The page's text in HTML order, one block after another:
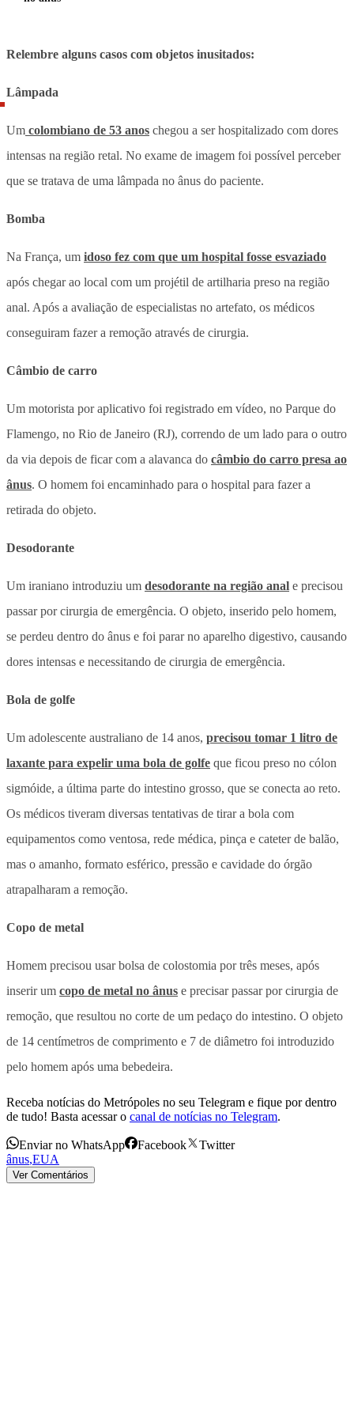
Relembre alguns casos com objetos inusitados:
Lâmpada
Um colombiano de 53 anos chegou a ser hospitalizado com dores
intensas na região retal. No exame de imagem foi possível perceber
que se tratava de uma lâmpada no ânus do paciente.
Bomba
Na França, um idoso fez com que um hospital fosse esvaziado
após chegar ao local com um projétil de artilharia preso na região
anal. Após a avaliação de especialistas no artefato, os médicos
conseguiram fazer a remoção através de cirurgia.
Câmbio de carro
Um motorista por aplicativo foi registrado em vídeo, no Parque do
Flamengo, no Rio de Janeiro (RJ), correndo de um lado para o outro
da via depois de ficar com a alavanca do câmbio do carro presa ao
ânus. O homem foi encaminhado para o hospital para fazer a
retirada do objeto.
Desodorante
Um iraniano introduziu um desodorante na região anal e precisou
passar por cirurgia de emergência. O objeto, inserido pelo homem,
se perdeu dentro do ânus e foi parar no aparelho digestivo, causando
dores intensas e necessitando de cirurgia de emergência.
Bola de golfe
Um adolescente australiano de 14 anos, precisou tomar 1 litro de
laxante para expelir uma bola de golfe que ficou preso no cólon
sigmóide, a última parte do intestino grosso, que se conecta ao reto.
Os médicos tiveram diversas tentativas de tirar a bola com
equipamentos como ventosa, rede médica, pinça e cateter de balão,
mas o amanho, formato esférico, pressão e cavidade do órgão
atrapalharam a remoção.
Copo de metal
Homem precisou usar bolsa de colostomia por três meses, após
inserir um copo de metal no ânus e precisar passar por cirurgia de
remoção, que resultou no corte de um pedaço do intestino. O objeto
de 14 centímetros de comprimento e 7 de diâmetro foi introduzido
pelo homem após uma bebedeira.
Receba notícias do Metrópoles no seu Telegram e fique por dentro
de tudo! Basta acessar o canal de notícias no Telegram.
Enviar no WhatsApp Facebook
Twitter
ânus,EUA
Ver Comentários